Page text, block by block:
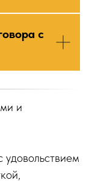
с
и